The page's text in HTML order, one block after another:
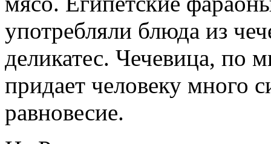
употребляли блюда из
деликатес. Чечевица, по
придает человеку много
равновесие.